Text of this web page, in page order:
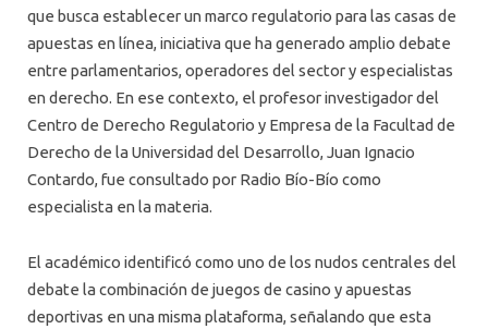
que busca establecer un marco regulatorio para las casas de
apuestas en línea, iniciativa que ha generado amplio debate
entre parlamentarios, operadores del sector y especialistas
en derecho. En ese contexto, el profesor investigador del
Centro de Derecho Regulatorio y Empresa de la Facultad de
Derecho de la Universidad del Desarrollo, Juan Ignacio
Contardo, fue consultado por Radio Bío-Bío como
especialista en la materia.
El académico identificó como uno de los nudos centrales del
debate la combinación de juegos de casino y apuestas
deportivas en una misma plataforma, señalando que esta